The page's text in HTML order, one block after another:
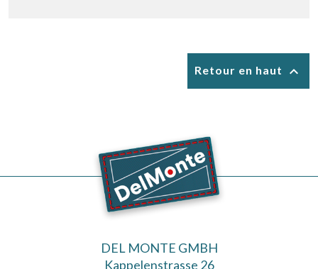
Retour en haut 
DEL MONTE GMBH
Kappelenstrasse 26